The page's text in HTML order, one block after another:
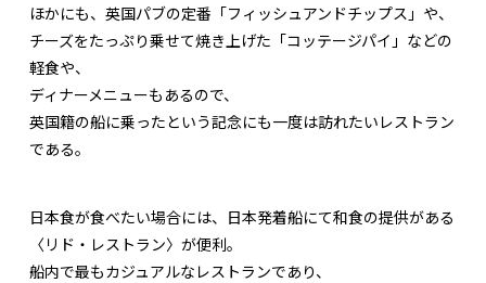
ほかにも、英国パブの定番「フィッシュアンドチップス」や、
チーズをたっぷり乗せて焼き上げた「コッテージパイ」などの
軽食や、
ディナーメニューもあるので、
英国籍の船に乗ったという記念にも一度は訪れたいレストラン
である。
日本食が食べたい場合には、日本発着船にて和食の提供がある
〈リド・レストラン〉が便利。
船内で最もカジュアルなレストランであり、